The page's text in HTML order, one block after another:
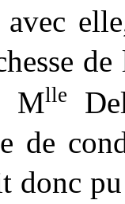
avec
Mlle
de
donc